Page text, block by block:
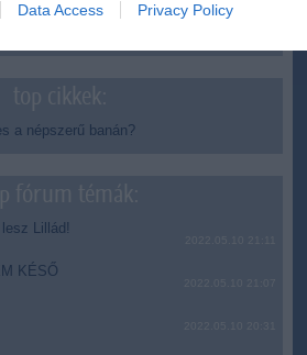
Data Access Privacy Policy
elpusztult borját vitte magával egy
a népszerű banán?
Lillád!
KÉSŐ